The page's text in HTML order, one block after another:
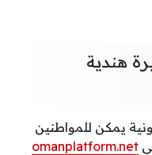
هندية
يمكن للمواطنين
omanplatform.net